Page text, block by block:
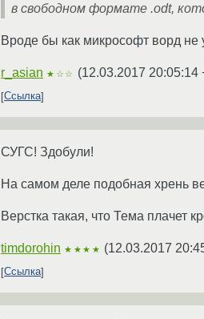
в свободном формате .odt,
Вроде бы как микрософт ворд не
r_asian ★☆☆ (12.03.2017 20:05:14
Ссылка
СУГС! Здобули!
На самом деле подобная хрень
Верстка такая, что Тема плачет
timdorohin ★★★★ (12.03.2017
Ссылка